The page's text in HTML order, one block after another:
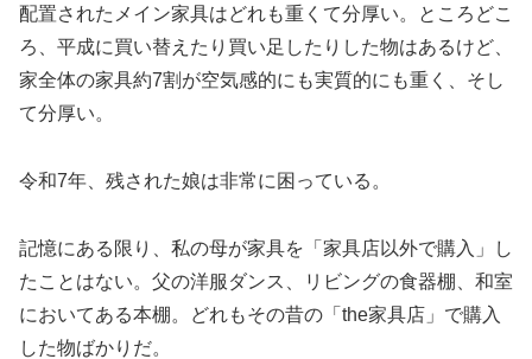
配置されたメイン家具はどれも重くて分厚い。ところどこ
ろ、平成に買い替えたり買い足したりした物はあるけど、
家全体の家具約7割が空気感的にも実質的にも重く、そし
て分厚い。
令和7年、残された娘は非常に困っている。
記憶にある限り、私の母が家具を「家具店以外で購入」し
たことはない。父の洋服ダンス、リビングの食器棚、和室
においてある本棚。どれもその昔の「the家具店」で購入
した物ばかりだ。